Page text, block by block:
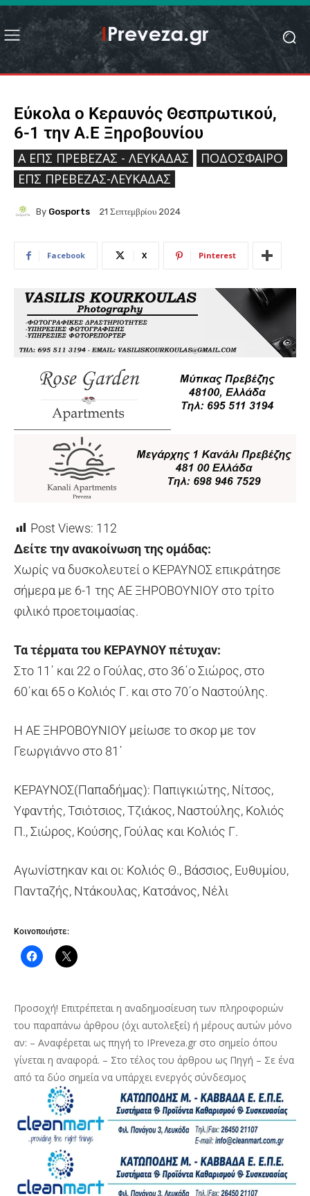
Εύκολα ο Κεραυνός Θεσπρωτικού,
6-1 την Α.Ε Ξηροβουνίου
Ά ΕΠΣ ΠΡΈΒΕΖΑΣ - ΛΕΥΚΆΔΑΣ
ΠΟΔΌΣΦΑΙΡΟ
ΕΠΣ ΠΡΈΒΕΖΑΣ-ΛΕΥΚΆΔΑΣ
By Gosports 21 Σεπτεμβρίου 2024
Facebook X Pinterest
Post Views: 112
Δείτε την ανακοίνωση της ομάδας:
Χωρίς να δυσκολευτεί ο ΚΕΡΑΥΝΟΣ επικράτησε
σήμερα με 6-1 της ΑΕ ΞΗΡΟΒΟΥΝΙΟΥ στο τρίτο
φιλικό προετοιμασίας.
Τα τέρματα του ΚΕΡΑΥΝΟΥ πέτυχαν:
Στο 11΄ και 22 ο Γούλας, στο 36΄ο Σιώρος, στο
60΄και 65 ο Κολιός Γ. και στο 70΄ο Ναστούλης.
Η ΑΕ ΞΗΡΟΒΟΥΝΙΟΥ μείωσε το σκορ με τον
Γεωργιάννο στο 81΄
ΚΕΡΑΥΝΟΣ(Παπαδήμας): Παπιγκιώτης, Νίτσος,
Υφαντής, Τσιότσιος, Τζιάκος, Ναστούλης, Κολιός
Π., Σιώρος, Κούσης, Γούλας και Κολιός Γ.
Αγωνίστηκαν και οι: Κολιός Θ., Βάσσιος, Ευθυμίου,
Πανταζής, Ντάκουλας, Κατσάνος, Νέλι
Κοινοποιήστε:
Προσοχή! Επιτρέπεται η αναδημοσίευση των πληροφοριών
του παραπάνω άρθρου (όχι αυτολεξεί) ή μέρους αυτών μόνο
αν: – Αναφέρεται ως πηγή το IPreveza.gr στο σημείο όπου
γίνεται η αναφορά. – Στο τέλος του άρθρου ως Πηγή – Σε ένα
από τα δύο σημεία να υπάρχει ενεργός σύνδεσμος